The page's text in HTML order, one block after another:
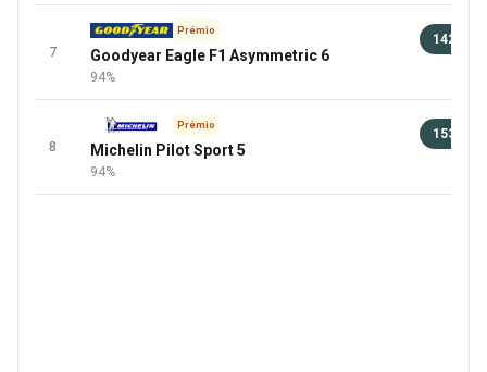
7
Prémio
Goodyear Eagle F1 Asymmetric 6
94%
142 €
8
Prémio
Michelin Pilot Sport 5
94%
153 €